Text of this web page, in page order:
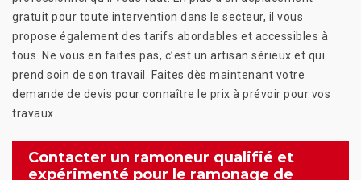
gratuit pour toute intervention dans le secteur, il vous
propose également des tarifs abordables et accessibles à
tous. Ne vous en faites pas, c’est un artisan sérieux et qui
prend soin de son travail. Faites dès maintenant votre
demande de devis pour connaître le prix à prévoir pour vos
travaux.
Contacter un ramoneur qualifié et
expérimenté pour le ramonage de